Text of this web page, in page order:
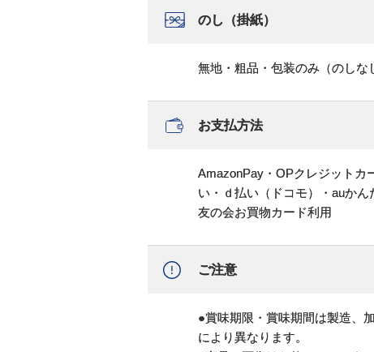
のし（掛紙）
無地・粗品・包装のみ（のし
お支払方法
AmazonPay・OPクレジットカ
い・ｄ払い（ドコモ）・auか
友の会お買物カード利用
ご注意
●賞味期限・賞味期間は製造、
により異なります。